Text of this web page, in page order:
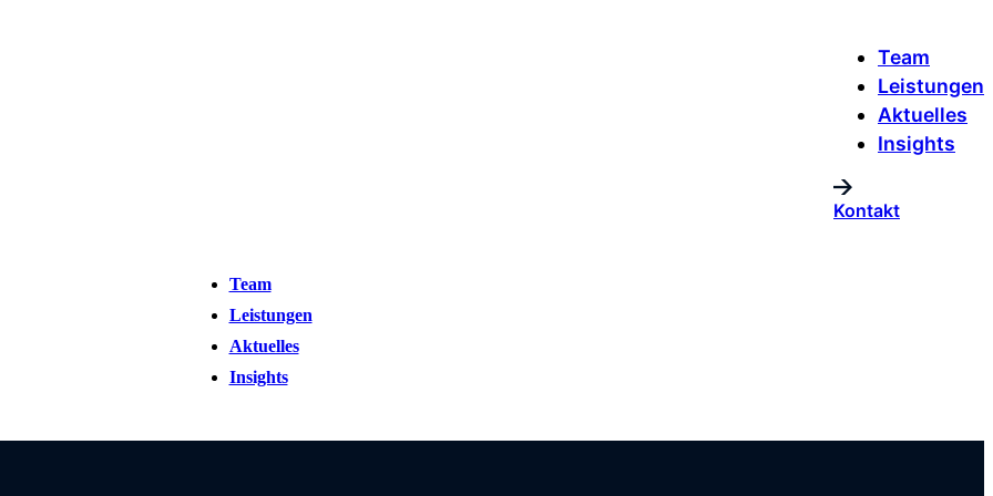
Team
Leistungen
Aktuelles
Insights
Kontakt
Team
Leistungen
Aktuelles
Insights